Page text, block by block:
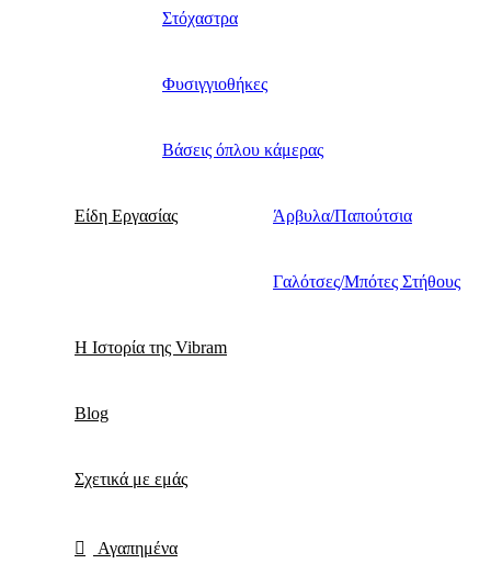
Στόχαστρα
Φυσιγγιοθήκες
Βάσεις όπλου κάμερας
Είδη Εργασίας Άρβυλα/Παπούτσια
Γαλότσες/Μπότες Στήθους
Η Ιστορία της Vibram
Blog
Σχετικά με εμάς
Αγαπημένα